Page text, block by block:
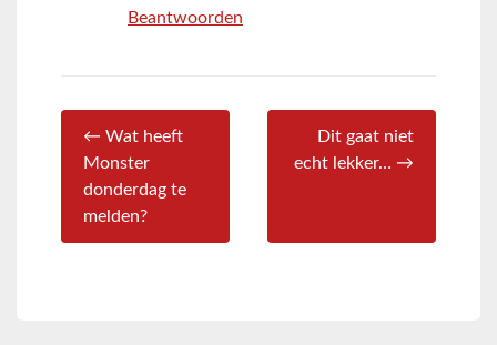
Beantwoorden
← Wat heeft
Monster
donderdag te
melden?
Dit gaat niet
echt lekker… →